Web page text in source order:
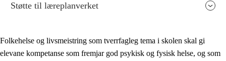
Støtte til læreplanverket
Folkehelse og livsmeistring som tverrfagleg tema i skolen skal gi
elevane kompetanse som fremjar god psykisk og fysisk helse, og som